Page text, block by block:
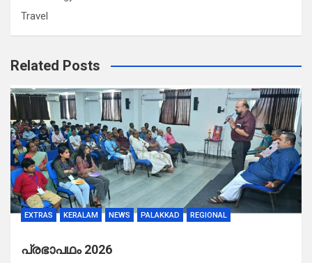
Travel
Related Posts
EXTRAS KERALAM NEWS PALAKKAD REGIONAL
പ്രഭാപഥം 2026